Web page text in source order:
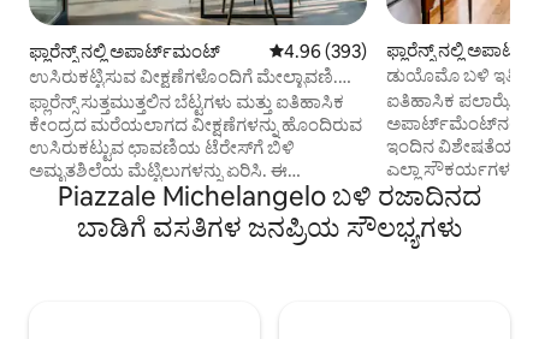
ಫ್ಲಾರೆನ್ಸ್ ನಲ್ಲಿ ಅಪಾರ್ಟ್‌ಮಂಟ್ 5 ರಲ್ಲಿ 4.96 ಸರಾಸರಿ ರೇಟಿಂಗ್, 393
4.96 (393)
ಉಸಿರುಕಟ್ಟಿಸುವ ವೀಕ್ಷಣೆಗಳೊಂದಿಗೆ ಮೇಲ್ಛಾವಣಿ.
ಡುಯೊಮೊಗೆ ಸಣ್ಣ ನಡಿಗೆ.
ಫ್ಲಾರೆನ್ಸ್ ಸುತ್ತಮುತ್ತಲಿನ ಬೆಟ್ಟಗಳು ಮತ್ತು ಐತಿಹಾಸಿಕ
ಕೇಂದ್ರದ ಮರೆಯಲಾಗದ ವೀಕ್ಷಣೆಗಳನ್ನು ಹೊಂದಿರುವ
ಉಸಿರುಕಟ್ಟುವ ಛಾವಣಿಯ ಟೆರೇಸ್‌ಗೆ ಬಿಳಿ
ಅಮೃತಶಿಲೆಯ ಮೆಟ್ಟಿಲುಗಳನ್ನು ಏರಿಸಿ. ಈ
ಅಪಾರ್ಟ್‌ಮೆಂಟ್ ಅನ್ನು ಹೊಸದಾಗಿ
ನವೀಕರಿಸಲಾಗಿದೆ, ವಿವಿಧ ರೀತಿಯ ವಾಸ್ತುಶಿಲ್ಪ ಮತ್ತು
ವಿನ್ಯಾಸವನ್ನು ಬೆರೆಸಿದೆ. ಫ್ಲಾಟ್‌ನಲ್ಲಿ ನಿಮ್ಮ ಸ್ಮಾರ್ಟ್-
ಫ್ಲಾರೆನ್ಸ್ ನಲ್ಲಿ
ಡುಯೊಮೊ ಬಳಿ
ಅಪಾರ್ಟ್‌ಮೆಂಟ್
ಐತಿಹಾಸಿಕ ಪಲಾಝೊ ಡಿ
ಅಪಾರ್ಟ್‌ಮೆಂಟ್‌ನಲ್ಲಿ
ಇಂದಿನ ವಿಶೇಷತೆಯ
ಎಲ್ಲಾ
ಅಲಂಕಾರಗಳು ಮತ್ತು
ಅಲಂಕಾರವನ್ನು
ಛಾವಣಿಗಳೊಂದಿಗೆ
Piazzale Michelangelo ಬಳಿ ರಜಾದಿನದ
ಬಾಡಿಗೆ ವಸತಿಗಳ ಜನಪ್ರಿಯ ಸೌಲಭ್ಯಗಳು